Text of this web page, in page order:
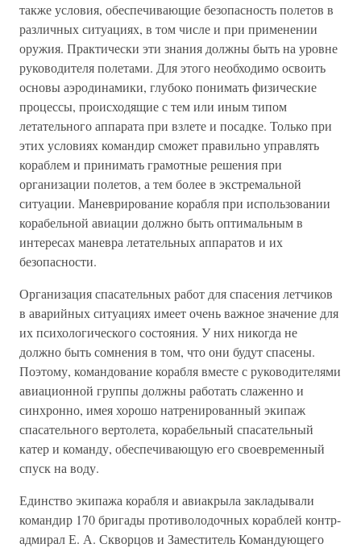
также условия, обеспечивающие безопасность полетов в
различных ситуациях, в том числе и при применении
оружия. Практически эти знания должны быть на уровне
руководителя полетами. Для этого необходимо освоить
основы аэродинамики, глубоко понимать физические
процессы, происходящие с тем или иным типом
летательного аппарата при взлете и посадке. Только при
этих условиях командир сможет правильно управлять
кораблем и принимать грамотные решения при
организации полетов, а тем более в экстремальной
ситуации. Маневрирование корабля при использовании
корабельной авиации должно быть оптимальным в
интересах маневра летательных аппаратов и их
безопасности.
Организация спасательных работ для спасения летчиков
в аварийных ситуациях имеет очень важное значение для
их психологического состояния. У них никогда не
должно быть сомнения в том, что они будут спасены.
Поэтому, командование корабля вместе с руководителями
авиационной группы должны работать слаженно и
синхронно, имея хорошо натренированный экипаж
спасательного вертолета, корабельный спасательный
катер и команду, обеспечивающую его своевременный
спуск на воду.
Единство экипажа корабля и авиакрыла закладывали
командир 170 бригады противолодочных кораблей контр-
адмирал Е. А. Скворцов и Заместитель Командующего